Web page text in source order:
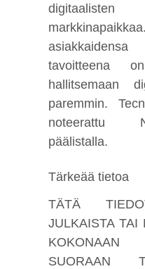
tavoitteena
hallitsemaan
paremmin.
noteerattu
päälistalla.
Tärkeää tietoa
TÄTÄ
JULKAISTA TAI
SUORAAN